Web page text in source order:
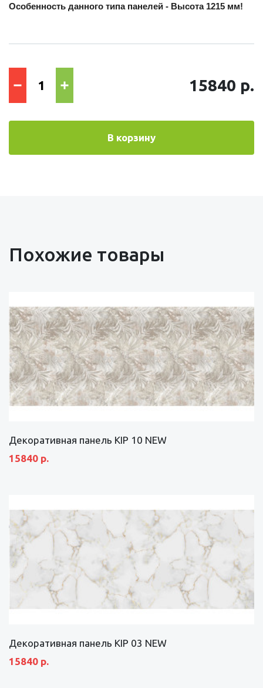
Особенность данного типа панелей - Высота 1215 мм!
15840 р.
В корзину
Похожие товары
Декоративная панель KIP 10 NEW
15840 р.
Декоративная панель KIP 03 NEW
15840 р.